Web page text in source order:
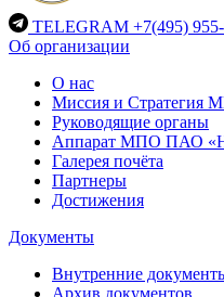
TELEGRAM +7(495)
Об организации
О нас
Миссия и Стратегия
Руководящие органы
Аппарат МПО ПАО
Галерея почёта
Партнеры
Достижения
Документы
Внутренние
Архив документов